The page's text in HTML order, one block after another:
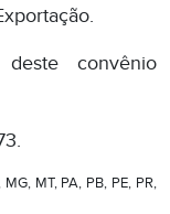
convênio
MT, PA, PB, PE, PR,